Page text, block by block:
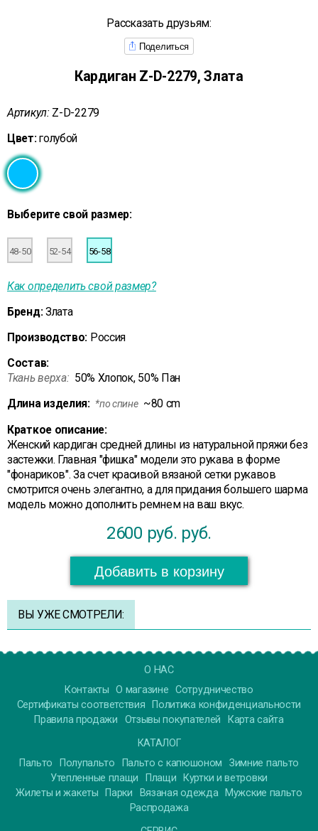
Рассказать друзьям:
Поделиться
Кардиган Z-D-2279, Злата
Артикул: Z-D-2279
Цвет: голубой
Выберите свой размер:
48-50 52-54 56-58
Как определить свой размер?
Бренд: Злата
Производство: Россия
Состав:
Ткань верха: 50% Хлопок, 50% Пан
Длина изделия: *по спине ~80 cm
Краткое описание:
Женский кардиган средней длины из натуральной пряжи без
застежки. Главная "фишка" модели это рукава в форме
"фонариков". За счет красивой вязаной сетки рукавов
смотрится очень элегантно, а для придания большего шарма
модель можно дополнить ремнем на ваш вкус.
2600 руб. руб.
Добавить в корзину
ВЫ УЖЕ СМОТРЕЛИ:
О НАС
Контакты
О магазине Сотрудничество
Сертификаты соответствия
Политика конфиденциальности
Правила продажи
Отзывы покупателей
Карта сайта
КАТАЛОГ
Пальто
Полупальто Пальто с капюшоном
Зимние пальто
Утепленные плащи
Плащи
Куртки и ветровки
Жилеты и жакеты
Парки Вязаная одежда
Мужские пальто
Распродажа